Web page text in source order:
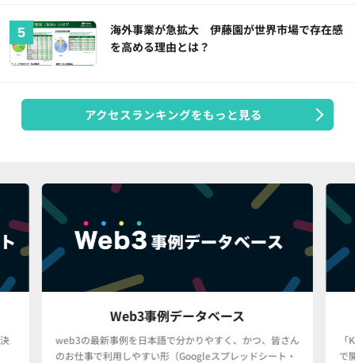
海外事業が急拡大 伊藤園が世界市場で存在感
を高める理由とは？
アクセスランキングをもっと見る
Web3事例データベース
web3の最新事例を日本語で分かりやすく、かつ、皆さん
のお仕事で利用しやすい形（Googleスプレッドシート・
で